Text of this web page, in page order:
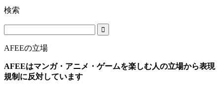
検索
AFEEの立場
AFEEはマンガ・アニメ・ゲームを楽しむ人の立場から表現
規制に反対しています